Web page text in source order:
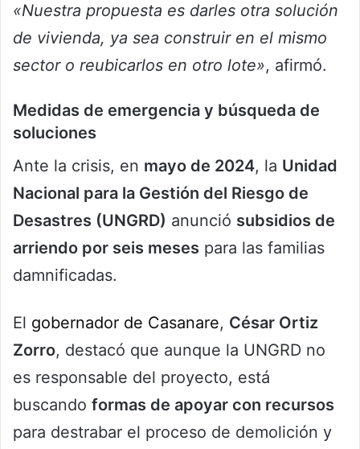
«Nuestra propuesta es darles otra solución
de vivienda, ya sea construir en el mismo
sector o reubicarlos en otro lote», afirmó.
Medidas de emergencia y búsqueda de
soluciones
Ante la crisis, en mayo de 2024, la Unidad
Nacional para la Gestión del Riesgo de
Desastres (UNGRD) anunció subsidios de
arriendo por seis meses para las familias
damnificadas.
El gobernador de Casanare, César Ortiz
Zorro, destacó que aunque la UNGRD no
es responsable del proyecto, está
buscando formas de apoyar con recursos
para destrabar el proceso de demolición y